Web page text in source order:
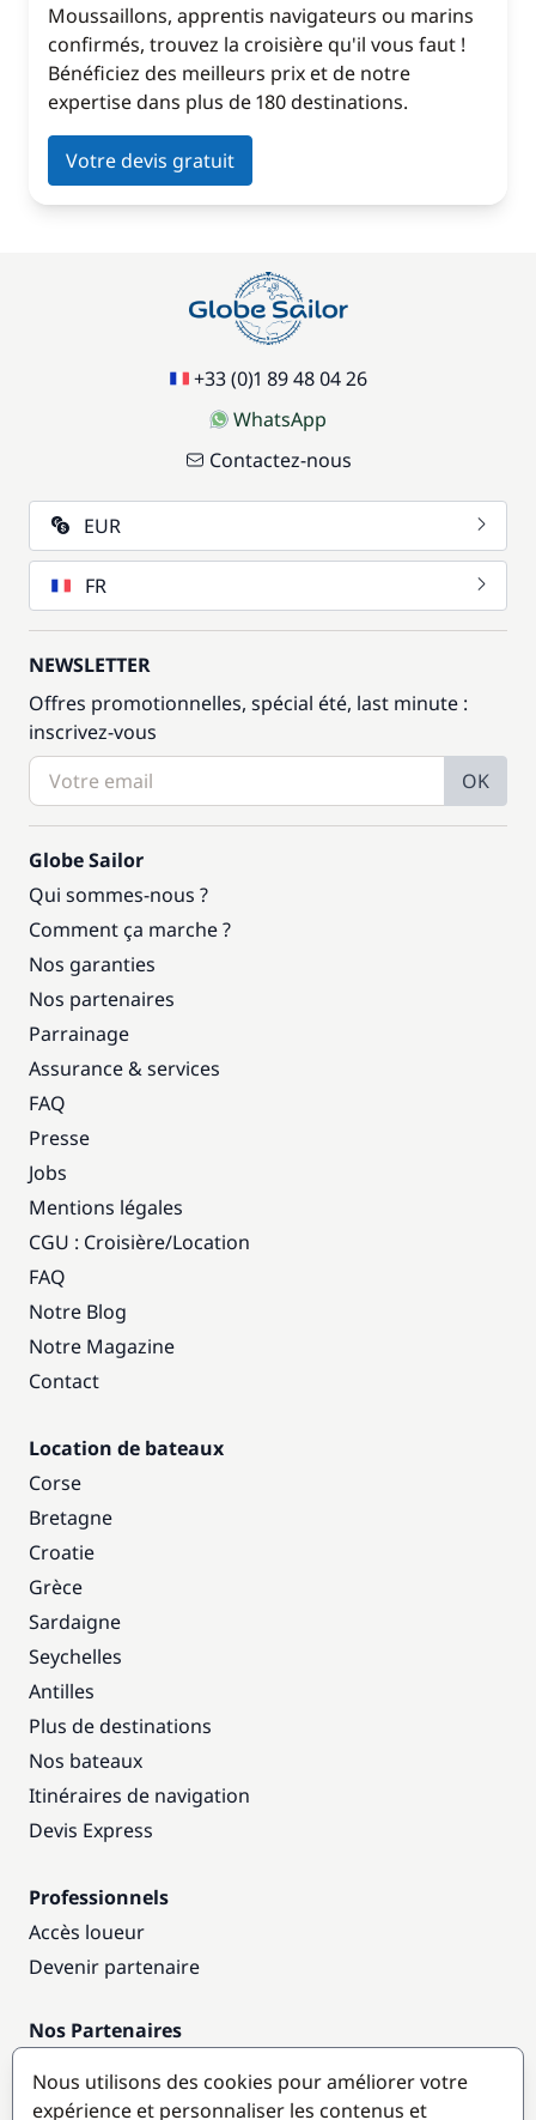
Moussaillons, apprentis navigateurs ou marins
confirmés, trouvez la croisière qu'il vous faut !
Bénéficiez des meilleurs prix et de notre
expertise dans plus de 180 destinations.
Votre devis gratuit
+33 (0)1 89 48 04 26
WhatsApp
Contactez-nous
EUR
FR
NEWSLETTER
Offres promotionnelles, spécial été, last minute :
inscrivez-vous
OK
Globe Sailor
Qui sommes-nous ?
Comment ça marche ?
Nos garanties
Nos partenaires
Parrainage
Assurance & services
FAQ
Presse
Jobs
Mentions légales
CGU : Croisière/Location
FAQ
Notre Blog
Notre Magazine
Contact
Location de bateaux
Corse
Bretagne
Croatie
Grèce
Sardaigne
Seychelles
Antilles
Plus de destinations
Nos bateaux
Itinéraires de navigation
Devis Express
Professionnels
Accès loueur
Devenir partenaire
Nos Partenaires
Nous utilisons des cookies pour améliorer votre
expérience et personnaliser les contenus et